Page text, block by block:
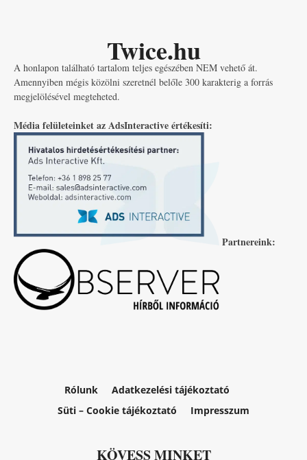
Twice.hu
A honlapon található tartalom teljes egészében NEM vehető át.
Amennyiben mégis közölni szeretnél belőle 300 karakterig a forrás
megjelölésével megteheted.
Média felületeinket az AdsInteractive értékesíti:
Partnereink:
Rólunk
Adatkezelési tájékoztató
Süti – Cookie tájékoztató
Impresszum
KÖVESS MINKET